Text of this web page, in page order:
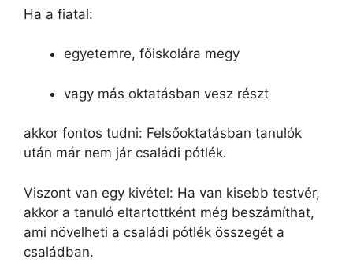
Ha a fiatal:
egyetemre, főiskolára megy
vagy más oktatásban vesz részt
akkor fontos tudni: Felsőoktatásban tanulók
után már nem jár családi pótlék.
Viszont van egy kivétel: Ha van kisebb testvér,
akkor a tanuló eltartottként még beszámíthat,
ami növelheti a családi pótlék összegét a
családban.